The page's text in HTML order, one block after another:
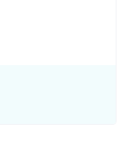
ja